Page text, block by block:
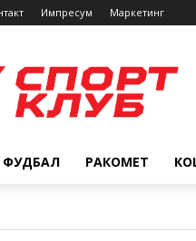
Импресум Маркетинг
ФУДБАЛ РАКОМЕТ